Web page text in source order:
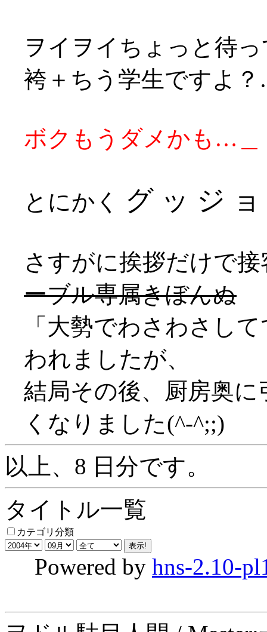
ヲイヲイちょっと待
袴＋ちう学生ですよ
ボクもうダメかも…＿
とにかく グ ッ ジ
さすがに挨拶だけで
ーブル専属きぼんぬ
「大勢でわさわさし
われましたが、
結局その後、厨房奥
くなりました(^-^;;)
以上、8 日分です。
タイトル一覧
カテゴリ分類
Powered by hns-2.10-